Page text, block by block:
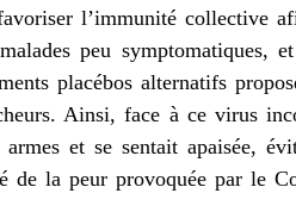
l’immunité collective
peu symptomatiques,
placébos alternatifs
Ainsi, face à ce virus
et se sentait apaisée,
de la peur provoquée par le